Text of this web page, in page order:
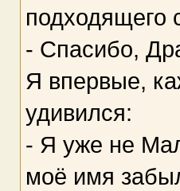
подходящего
- Спасибо,
Я впервые,
удивился:
- Я уже не
моё имя